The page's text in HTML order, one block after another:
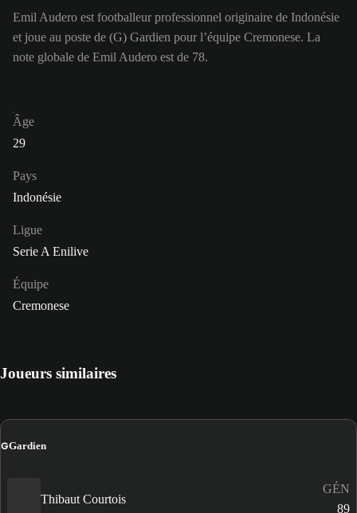
Emil Audero est footballeur professionnel originaire de Indonésie
et joue au poste de (G) Gardien pour l’équipe Cremonese. La
note globale de Emil Audero est de 78.
Âge
29
Pays
Indonésie
Ligue
Serie A Enilive
Équipe
Cremonese
Joueurs similaires
GGardien
Thibaut Courtois
GÉN
89